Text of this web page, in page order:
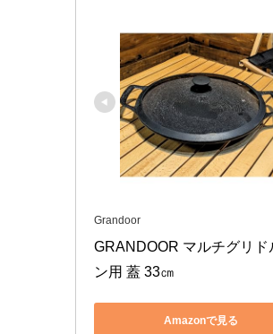
Grandoor
GRANDOOR マルチグリド
ン用 蓋 33㎝
Amazonで見る